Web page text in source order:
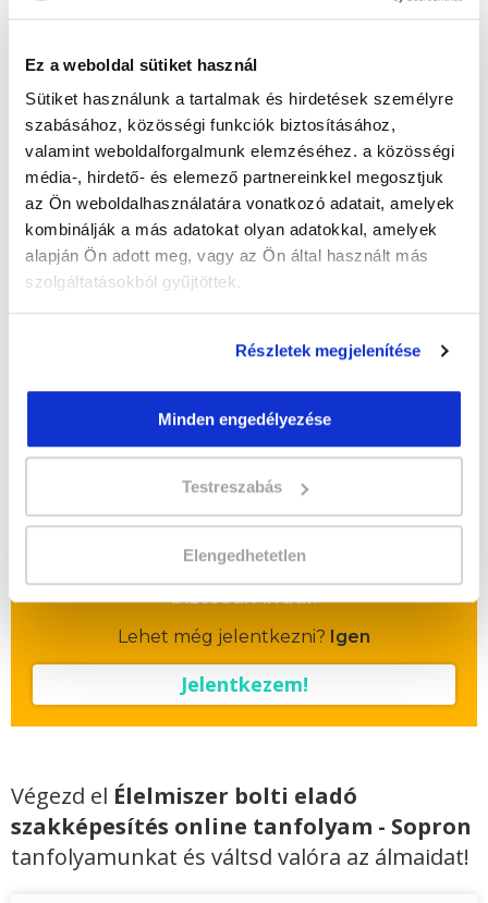
Ez a weboldal sütiket használ
Sütiket használunk a tartalmak és hirdetések személyre
szabásához, közösségi funkciók biztosításához,
valamint weboldalforgalmunk elemzéséhez. a közösségi
média-, hirdető- és elemező partnereinkkel megosztjuk
az Ön weboldalhasználatára vonatkozó adatait, amelyek
kombinálják a más adatokat olyan adatokkal, amelyek
alapján Ön adott meg, vagy az Ön által használt más
szolgáltatásokból gyűjtöttek.
Részletek megjelenítése
Minden engedélyezése
Testreszabás
Elengedhetetlen
guzmics.greta@tanfolyam.hu
" T " csoport
Képzés ára:79 000 Ft
egyösszegű befizetés esetén + minden
hallgatónk részére ajándék Pénztárgép helyes
60 000 Ft
A csoport a meghirdetett időpontban
biztosan indul!
Lehet még jelentkezni? Igen
Jelentkezem!
Végezd el Élelmiszer bolti eladó
szakképesítés online tanfolyam - Sopron
tanfolyamunkat és váltsd valóra az álmaidat!